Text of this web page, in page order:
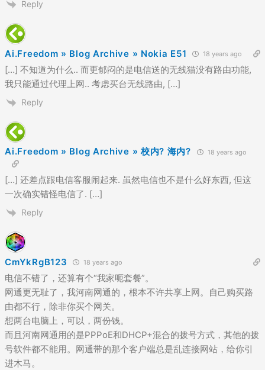
Reply
Ai.Freedom » Blog Archive » Nokia E51 18 years ago
[…] 不知道为什么.. 而更郁闷的是电信送的无线猫没有路由功能,
我只能通过代理上网.. 考虑买台无线路由, […]
Reply
Ai.Freedom » Blog Archive » 校内? 海内? 18 years ago
[…] 还差点跟电信客服闹起来. 虽然电信也不是什么好东西, 但这
一次确实错怪电信了. […]
Reply
CmYkRgB123 18 years ago
电信不错了，还算有个“我家呃套餐”。
网通更无耻了，我河南网通的，根本不许共享上网。自己购买路
由都不行，除非你买个网关。
想两台电脑上，可以，两份钱。
而且河南网通用的是PPPoE和DHCP+混合的拨号方式，其他的拨
号软件都不能用。网通带的那个客户端总是乱连接网站，给你引
进木马。